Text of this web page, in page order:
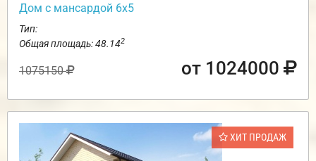
Дом с мансардой 6х5
Тип:
Общая площадь: 48.142
1075150 от 1024000
ХИТ ПРОДАЖ